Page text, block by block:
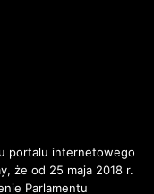
portalu internetowego
że od 25 maja 2018 r.
Parlamentu